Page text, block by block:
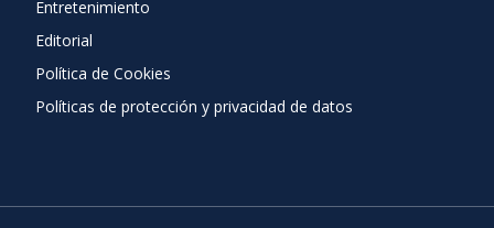
Entretenimiento
Editorial
Política de Cookies
Políticas de protección y privacidad de datos